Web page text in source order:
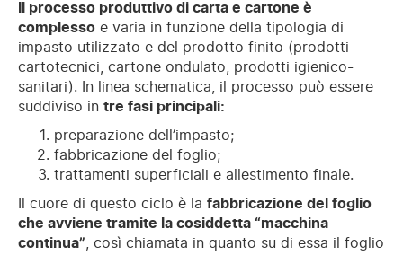
Il processo produttivo di carta e cartone è
complesso e varia in funzione della tipologia di
impasto utilizzato e del prodotto finito (prodotti
cartotecnici, cartone ondulato, prodotti igienico-
sanitari). In linea schematica, il processo può essere
suddiviso in tre fasi principali:
preparazione dell’impasto;
fabbricazione del foglio;
trattamenti superficiali e allestimento finale.
Il cuore di questo ciclo è la fabbricazione del foglio
che avviene tramite la cosiddetta “macchina
continua” , così chiamata in quanto su di essa il foglio